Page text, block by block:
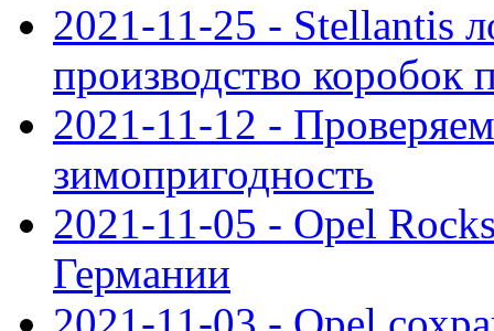
2021-11-25 - Stellantis
производство коробок
2021-11-12 -
зимопригодность
2021-11-05 - Opel
Германии